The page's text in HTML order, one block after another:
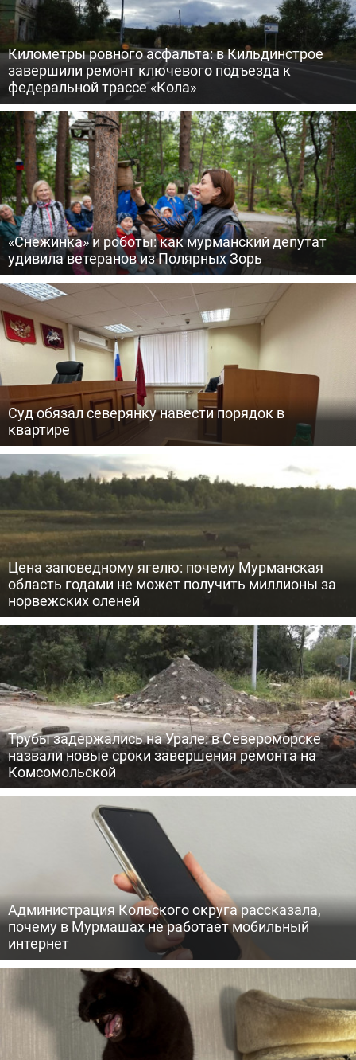
Километры ровного асфальта: в Кильдинстрое
завершили ремонт ключевого подъезда к
федеральной трассе «Кола»
«Снежинка» и роботы: как мурманский депутат
удивила ветеранов из Полярных Зорь
Суд обязал северянку навести порядок в
квартире
Цена заповедному ягелю: почему Мурманская
область годами не может получить миллионы за
норвежских оленей
Трубы задержались на Урале: в Североморске
назвали новые сроки завершения ремонта на
Комсомольской
Администрация Кольского округа рассказала,
почему в Мурмашах не работает мобильный
интернет